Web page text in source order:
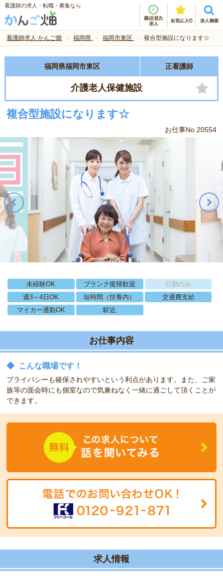
看護師の求人・転職・募集なら
看護師求人 かんご畑 福岡県 福岡市東区 複合型施設になります☆
福岡県福岡市東区 正看護師
介護老人保健施設
複合型施設になります☆
お仕事No.20554
未経験OK ブランク復帰歓迎
日勤のみ
週3～4日OK
短時間（扶養内）
交通費支給
マイカー通勤OK
駅近
お仕事内容
◆ こんな職場です！
プライバシーも確保されやすいという利点があります。また、ご家
族等の面会時にも個室なので気兼ねなく一緒に過ごして頂くことが
できます。
求人情報